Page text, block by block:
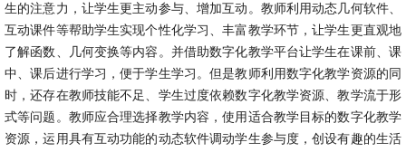
生的注意力，让学生更主动参与、增加互动。教师利用动态几何软件、
互动课件等帮助学生实现个性化学习、丰富教学环节，让学生更直观地
了解函数、几何变换等内容。并借助数字化教学平台让学生在课前、课
中、课后进行学习，便于学生学习。但是教师利用数字化教学资源的同
时，还存在教师技能不足、学生过度依赖数字化教学资源、教学流于形
式等问题。教师应合理选择教学内容，使用适合教学目标的数字化教学
资源，运用具有互动功能的动态软件调动学生参与度，创设有趣的生活